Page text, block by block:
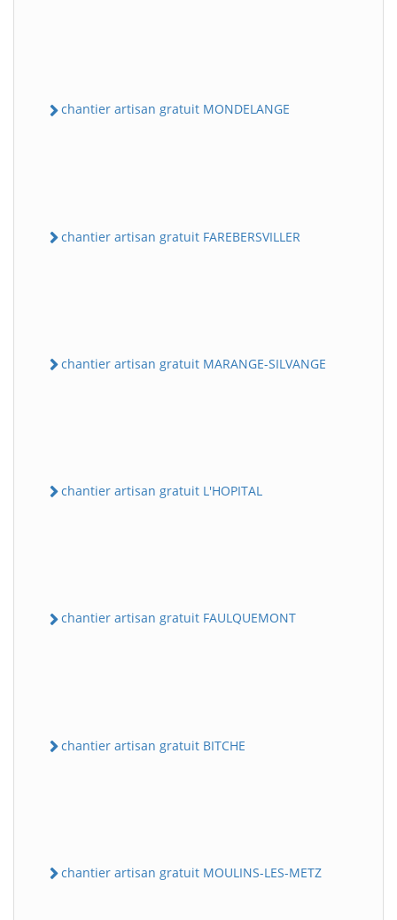
chantier artisan gratuit MONDELANGE
chantier artisan gratuit FAREBERSVILLER
chantier artisan gratuit MARANGE-SILVANGE
chantier artisan gratuit L'HOPITAL
chantier artisan gratuit FAULQUEMONT
chantier artisan gratuit BITCHE
chantier artisan gratuit MOULINS-LES-METZ